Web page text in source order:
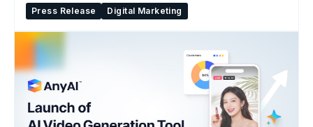
Press Release
Digital Marketing